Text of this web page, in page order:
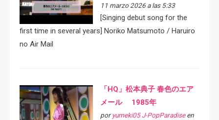
11 marzo 2026 a las 5:33
[Singing debut song for the
first time in several years] Noriko Matsumoto / Haruiro
no Air Mail
「HQ」松本典子 春色のエア
メール 1985年
por yumeki05 J-PopParadiseen